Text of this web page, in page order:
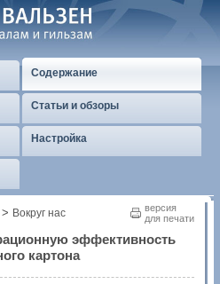
Содержание
Статьи и обзоры
Настройка
версия
для печати
> Вокруг нас
эффективность
картона